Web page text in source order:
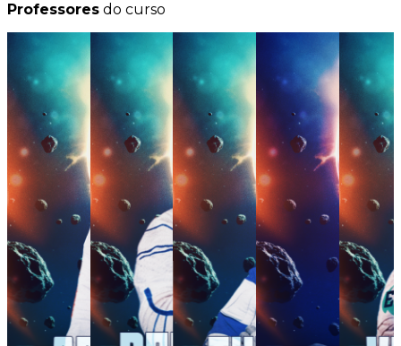
Professores do curso